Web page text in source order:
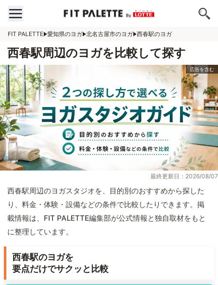
FIT PALETTE 愛知県のヨガ 北名古屋市のヨガ 西春駅のヨガ
西春駅周辺のヨガを比較して探す
最終更新日：2026/08/07
西春駅周辺のヨガスタジオを、目的別のおすすめから探した
り、料金・体験・設備などの条件で比較したりできます。掲
載情報は、FIT PALETTE編集部が公式情報と独自取材をもと
に整理しています。
西春駅のヨガを
要点だけでサクッと比較